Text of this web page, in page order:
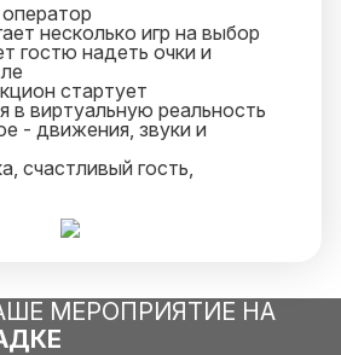
несколько игр на выбор
гостю надеть очки и
стартует
в виртуальную реальность
- движения, звуки и
счастливый гость,
МЕРОПРИЯТИЕ НА